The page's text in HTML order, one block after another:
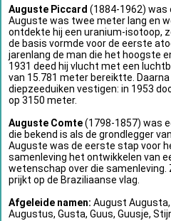
Auguste Piccard (1884-1962) was
Auguste was twee meter lang en
ontdekte hij een uranium-isotoop,
de basis vormde voor de eerste
jarenlang de man die het hoogste
1931 deed hij vlucht met een
van 15.781 meter bereiktte.
diepzeeduiken vestigen: in 1953
op 3150 meter.
Auguste Comte(1798-1857) was
die bekend is als de grondlegger
Auguste was de eerste stap voor
samenleving het ontwikkelen van
wetenschap over die samenleving.
prijkt op de Braziliaanse vlag.
Afgeleide namen: August
Augustus, Gusta, Guus, Guusje,